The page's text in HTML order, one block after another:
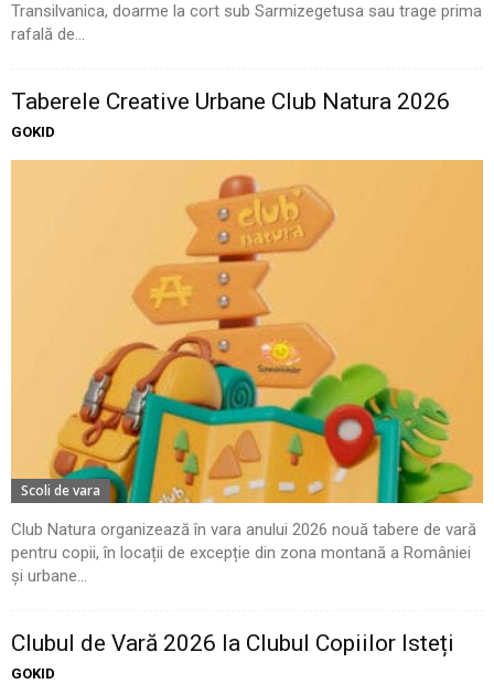
Transilvanica, doarme la cort sub Sarmizegetusa sau trage prima
rafală de...
Taberele Creative Urbane Club Natura 2026
GOKID
Scoli de vara
Club Natura organizează în vara anului 2026 nouă tabere de vară
pentru copii, în locații de excepție din zona montană a României
și urbane...
Clubul de Vară 2026 la Clubul Copiilor Isteți
GOKID